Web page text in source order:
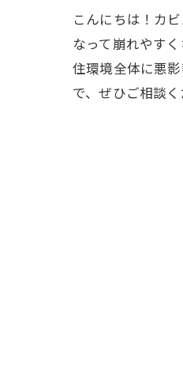
こんにちは！カ
なって崩れやす
住環境全体に悪
で、ぜひご相談く